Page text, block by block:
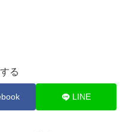
る
LINE